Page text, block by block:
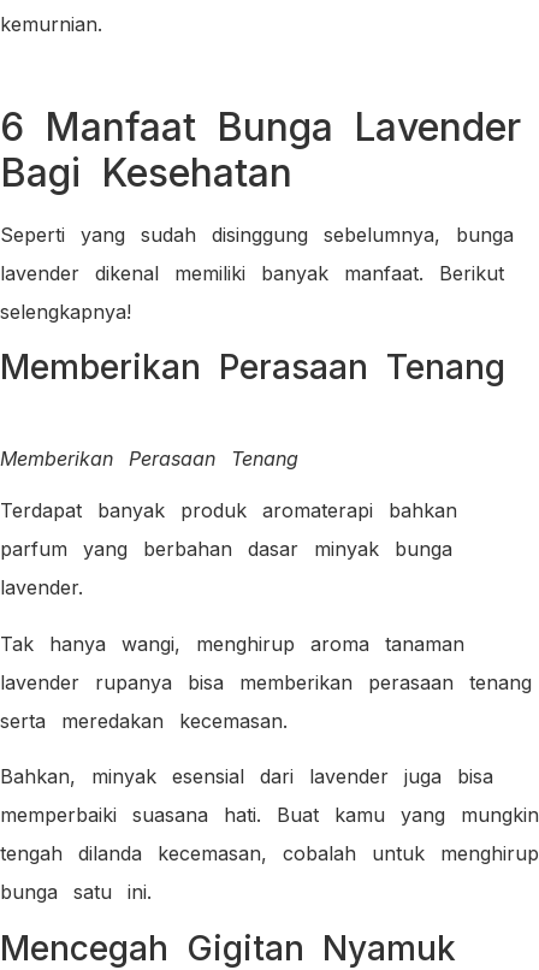
kemurnian.
6 Manfaat Bunga Lavender
Bagi Kesehatan
Seperti yang sudah disinggung sebelumnya, bunga
lavender dikenal memiliki banyak manfaat. Berikut
selengkapnya!
Memberikan Perasaan Tenang
Memberikan Perasaan Tenang
Terdapat banyak produk aromaterapi bahkan
parfum yang berbahan dasar minyak bunga
lavender.
Tak hanya wangi, menghirup aroma tanaman
lavender rupanya bisa memberikan perasaan tenang
serta meredakan kecemasan.
Bahkan, minyak esensial dari lavender juga bisa
memperbaiki suasana hati. Buat kamu yang mungkin
tengah dilanda kecemasan, cobalah untuk menghirup
bunga satu ini.
Mencegah Gigitan Nyamuk